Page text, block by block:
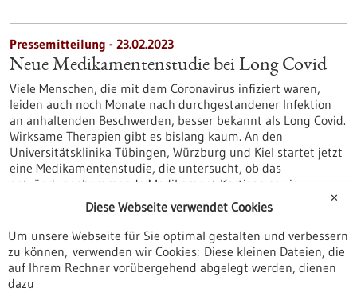
Pressemitteilung - 23.02.2023
Neue Medikamentenstudie bei Long Covid
Viele Menschen, die mit dem Coronavirus infiziert waren,
leiden auch noch Monate nach durchgestandener Infektion
an anhaltenden Beschwerden, besser bekannt als Long Covid.
Wirksame Therapien gibt es bislang kaum. An den
Universitätsklinika Tübingen, Würzburg und Kiel startet jetzt
eine Medikamentenstudie, die untersucht, ob das
entzündungshemmende Medikament Kortison sowie
bestimmte B-Vitamine bei Long Covid eine wirksame
Therapie darstellen.
https://www.gesundheitsindustrie-
bw.de/fachbeitrag/pm/neue-medikamentenstudie-bei-long-
covid
✕
Diese Webseite verwendet Cookies
Um unsere Webseite für Sie optimal gestalten und verbessern
zu können, verwenden wir Cookies: Diese kleinen Dateien, die
auf Ihrem Rechner vorübergehend abgelegt werden, dienen
dazu